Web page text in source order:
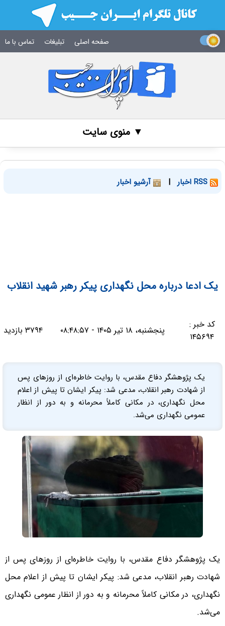
صفحه اصلی تبلیغات تماس با ما
▼ منوی سایت
| آرشیو اخبار
یک ادعا درباره محل نگهداری پیکر رهبر شهید انقلاب
کد خبر :
۱۴۵۶۹۴
پنجشنبه، ۱۸ تیر ۱۴۰۵ - ۰۸:۴۸:۵۷ ۳۷۹۴ بازدید
یک پژوهشگر دفاع مقدس، با روایت خاطره‌ای از روزهای پس
از شهادت رهبر انقلاب، مدعی شد: پیکر ایشان تا پیش از اعلام
محل نگهداری، در مکانی کاملاً محرمانه و به دور از انظار
عمومی نگهداری می‌شد.
یک پژوهشگر دفاع مقدس، با روایت خاطره‌ای از روزهای پس از
شهادت رهبر انقلاب، مدعی شد: پیکر ایشان تا پیش از اعلام محل
نگهداری، در مکانی کاملاً محرمانه و به دور از انظار عمومی نگهداری
می‌شد.